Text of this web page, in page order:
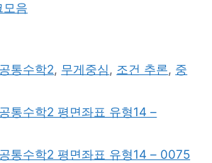
모음
통수학2, 무게중심, 조건 추론, 중
통수학2 평면좌표 유형14 –
통수학2 평면좌표 유형14 – 0075